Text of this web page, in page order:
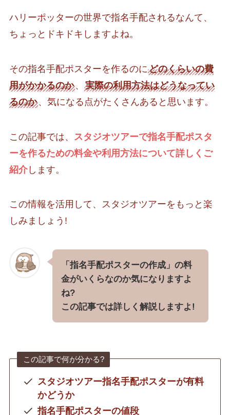
ハリーポッターの世界で指名手配されるなんて、
ちょっとドキドキしますよね。
その指名手配ポスターを作るのにどのくらいの費
用がかかるのか、 実際の利用方法はどうなってい
るのか、気になる点がたくさんあると思います。
この記事では、
スタジオツアーで指名手配ポスタ
ーを作るための料金や利用方法について詳しくご
紹介します。
この情報を活用して、スタジオツアーをもっと楽
しみましょう!
「指名手配ポスターの作成」の料
金がいくらなのか気になりますよ
ね?
この記事では詳しく解説しますよ!
この記事で何が分かる?
スタジオツアー指名手配ポスターが有料
かどうか
指名手配ポスターの値段